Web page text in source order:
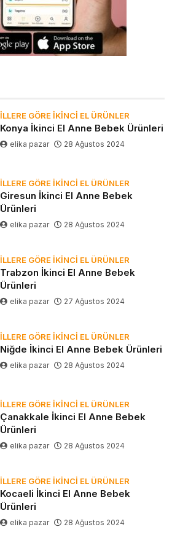
İLLERE GÖRE İKINCI EL ÜRÜNLER
Konya İkinci El Anne Bebek Ürünleri
elika pazar 28 Ağustos 2024
İLLERE GÖRE İKINCI EL ÜRÜNLER
Giresun İkinci El Anne Bebek
Ürünleri
elika pazar 28 Ağustos 2024
İLLERE GÖRE İKINCI EL ÜRÜNLER
Trabzon İkinci El Anne Bebek
Ürünleri
elika pazar 27 Ağustos 2024
İLLERE GÖRE İKINCI EL ÜRÜNLER
Niğde İkinci El Anne Bebek Ürünleri
elika pazar 28 Ağustos 2024
İLLERE GÖRE İKINCI EL ÜRÜNLER
Çanakkale İkinci El Anne Bebek
Ürünleri
elika pazar 28 Ağustos 2024
İLLERE GÖRE İKINCI EL ÜRÜNLER
Kocaeli İkinci El Anne Bebek
Ürünleri
elika pazar 28 Ağustos 2024